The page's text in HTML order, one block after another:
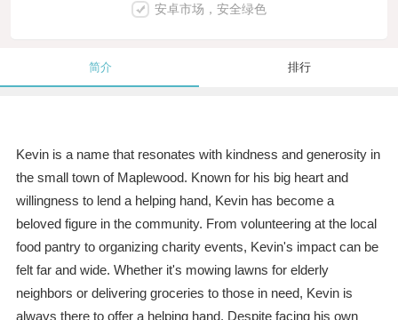
安卓市场，安全绿色
简介 排行
Kevin is a name that resonates with kindness and generosity in
the small town of Maplewood. Known for his big heart and
willingness to lend a helping hand, Kevin has become a
beloved figure in the community. From volunteering at the local
food pantry to organizing charity events, Kevin's impact can be
felt far and wide. Whether it's mowing lawns for elderly
neighbors or delivering groceries to those in need, Kevin is
always there to offer a helping hand. Despite facing his own